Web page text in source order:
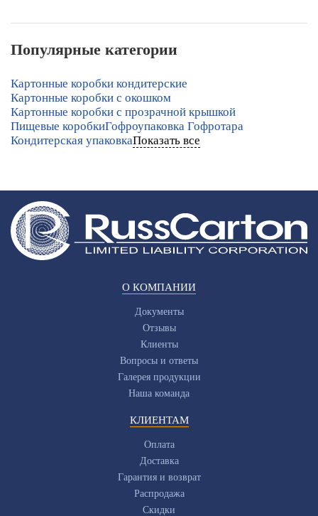
Популярные категории
Картонные коробки кондитерские
Картонные коробки с окошком
Картонные коробки с прозрачной крышкой
Пищевые коробкиГофроупаковка Гофротара
Кондитерская упаковкаПоказать все
О КОМПАНИИ
Документы
Отзывы
Клиенты
Вопросы и ответы
Галерея продукции
Наша команда
КЛИЕНТАМ
Оплата
Доставка
Гарантия и возврат
Распродажа
Скидки